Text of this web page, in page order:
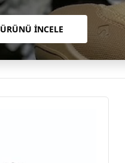
ÜRÜNÜ İNCELE